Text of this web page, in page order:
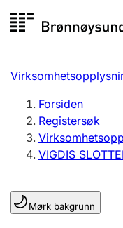
Registersøk
Aksjeselskap
Registrere, endre,
Lag og forening
Forsiden
Registersøk
VIGDIS
Mørk bakgrunn